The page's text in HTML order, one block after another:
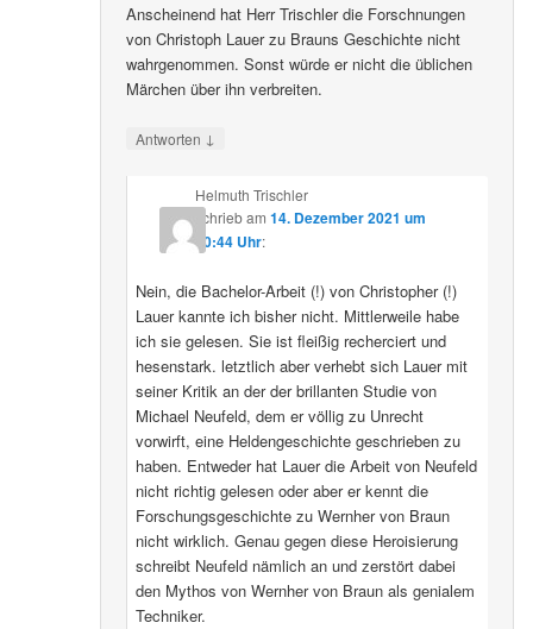
Anscheinend hat Herr Trischler die Forschnungen
von Christoph Lauer zu Brauns Geschichte nicht
wahrgenommen. Sonst würde er nicht die üblichen
Märchen über ihn verbreiten.
Antworten ↓
Helmuth Trischler
schriebam 14. Dezember 2021 um
20:44 Uhr:
Nein, die Bachelor-Arbeit (!) von Christopher (!)
Lauer kannte ich bisher nicht. Mittlerweile habe
ich sie gelesen. Sie ist fleißig recherciert und
hesenstark. letztlich aber verhebt sich Lauer mit
seiner Kritik an der der brillanten Studie von
Michael Neufeld, dem er völlig zu Unrecht
vorwirft, eine Heldengeschichte geschrieben zu
haben. Entweder hat Lauer die Arbeit von Neufeld
nicht richtig gelesen oder aber er kennt die
Forschungsgeschichte zu Wernher von Braun
nicht wirklich. Genau gegen diese Heroisierung
schreibt Neufeld nämlich an und zerstört dabei
den Mythos von Wernher von Braun als genialem
Techniker.